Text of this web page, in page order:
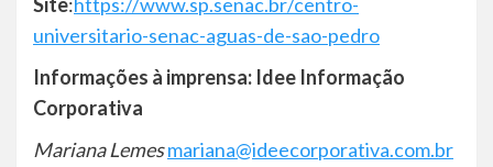
universitario-senac-aguas-de-sao-pedro
Informações à imprensa: Idee Informação
Corporativa
Mariana Lemesmariana@ideecorporativa.com.br